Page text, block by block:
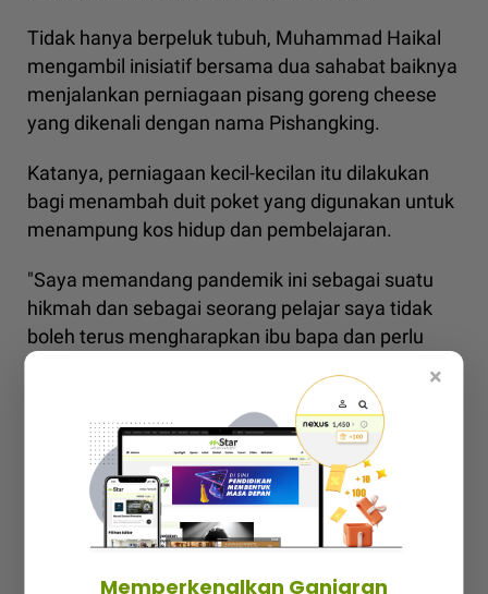
Tidak hanya berpeluk tubuh, Muhammad Haikal
mengambil inisiatif bersama dua sahabat baiknya
menjalankan perniagaan pisang goreng cheese
yang dikenali dengan nama Pishangking.
Katanya, perniagaan kecil-kecilan itu dilakukan
bagi menambah duit poket yang digunakan untuk
menampung kos hidup dan pembelajaran.
"Saya memandang pandemik ini sebagai suatu
hikmah dan sebagai seorang pelajar saya tidak
boleh terus mengharapkan ibu bapa dan perlu
×
Memperkenalkan Ganjaran